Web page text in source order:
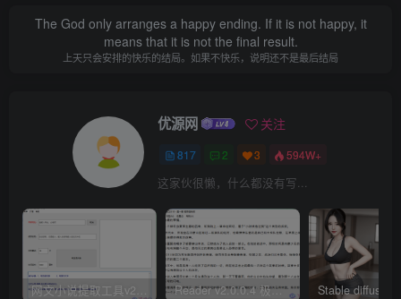
The God only arranges a happy ending. If it is not happy, it
means that it is not the final result.
上天只会安排的快乐的结局。如果不快乐，说明还不是最后结局
优源网 关注
817 2 3 594W+
这家伙很懒，什么都没有写...
网文小说提取工具v2.10.02 可以自动下载小说 从此不再花钱看小说 Reader v2.0.0.4 极简小说阅读器支持导入在线及离线书源